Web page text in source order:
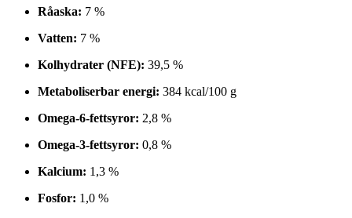
Råaska: 7 %
Vatten: 7 %
Kolhydrater (NFE): 39,5 %
Metaboliserbar energi: 384 kcal/100 g
Omega-6-fettsyror: 2,8 %
Omega-3-fettsyror: 0,8 %
Kalcium: 1,3 %
Fosfor: 1,0 %